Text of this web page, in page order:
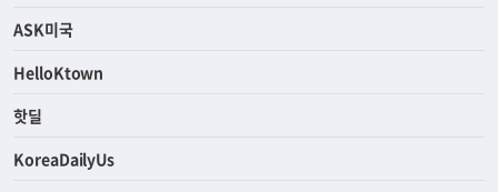
ASK미국
HelloKtown
핫딜
KoreaDailyUs